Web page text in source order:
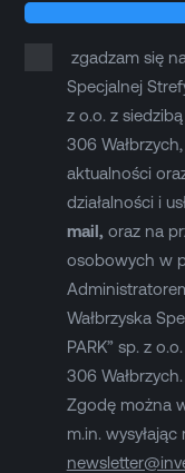
zgadzam się
Specjalnej
z o.o. z
306 Wałbrzych,
aktualności
działalności i
mail, oraz na
osobowych w
Wałbrzyska
PARK” sp. z
306 Wałbrzych.
Zgodę można
m.in. wysyłając